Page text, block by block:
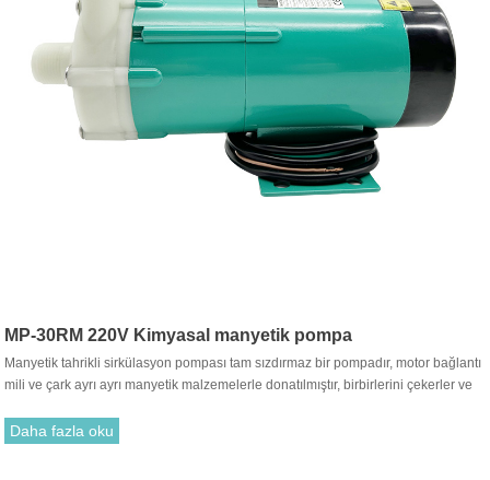
MP-30RM 220V Kimyasal manyetik pompa
Manyetik tahrikli sirkülasyon pompası tam sızdırmaz bir pompadır, motor bağlantı
mili ve çark ayrı ayrı manyetik malzemelerle donatılmıştır, birbirlerini çekerler ve
dönüşü, tahrik mıknatısı ile tahrik mıknatısı arasındaki çekim yoluyla dönmesi için
Daha fazla oku